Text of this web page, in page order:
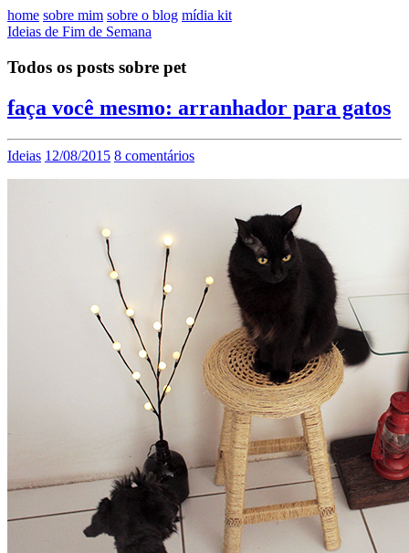
home sobre mim sobre o blog mídia kit
Ideias de Fim de Semana
Todos os posts sobre pet
faça você mesmo: arranhador para gatos
Ideias 12/08/2015 8 comentários